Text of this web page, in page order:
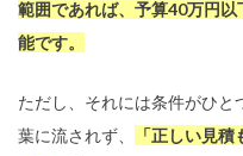
範囲であれば、予算40万円
能です。
ただし、それには条件がひ
葉に流されず、
「正しい見